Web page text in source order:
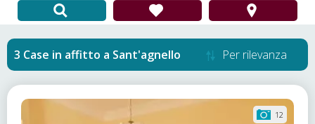
Case in affitto a Sant'agnello Per rilevanza
12